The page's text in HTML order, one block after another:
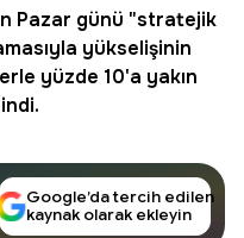
Pazar günü "stratejik
yükselişinin
yüzde 10'a yakın
Google’da tercih edilen
kaynak olarak ekleyin